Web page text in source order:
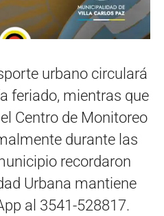
urbano circulará
feriado, mientras que
Centro de Monitoreo
durante las
recordaron
Urbana mantiene
al 3541-528817.